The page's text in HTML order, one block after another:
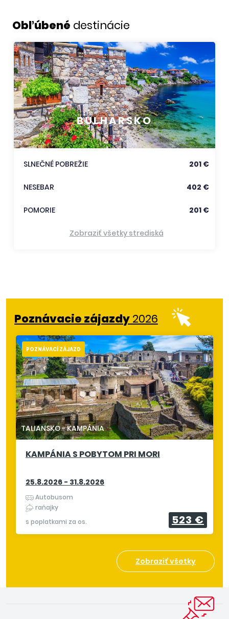
Obľúbené destinácie
BULHARSKO
SLNEČNÉ POBREŽIE 201 €
NESEBAR 402 €
POMORIE 201 €
Zobraziť všetky strediská
Poznávacie zájazdy 2026
POZNÁVACÍ ZÁJAZD
TALIANSKO-KAMPÁNIA
KAMPÁNIA S POBYTOM PRI MORI
25.8.2026 - 31.8.2026
Autobusom
raňajky
s poplatkami za os.
523 €
Zobraziť všetky